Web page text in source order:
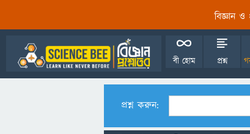
বিজ্ঞান ও
বী হোম প্রশ্ন
প্রশ্ন করুন: